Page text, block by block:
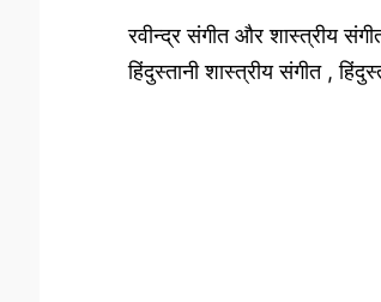
रवीन्द्र संगीत और शास्त्रीय
हिंदुस्तानी शास्त्रीय संगीत ,